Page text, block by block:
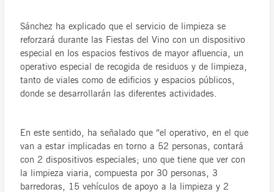
Sánchez ha explicado que el servicio de limpieza se
reforzará durante las Fiestas del Vino con un dispositivo
especial en los espacios festivos de mayor afluencia, un
operativo especial de recogida de residuos y de limpieza,
tanto de viales como de edificios y espacios públicos,
donde se desarrollarán las diferentes actividades.
En este sentido, ha señalado que “el operativo, en el que
van a estar implicadas en torno a 52 personas, contará
con 2 dispositivos especiales; uno que tiene que ver con
la limpieza viaria, compuesta por 30 personas, 3
barredoras, 15 vehículos de apoyo a la limpieza y 2